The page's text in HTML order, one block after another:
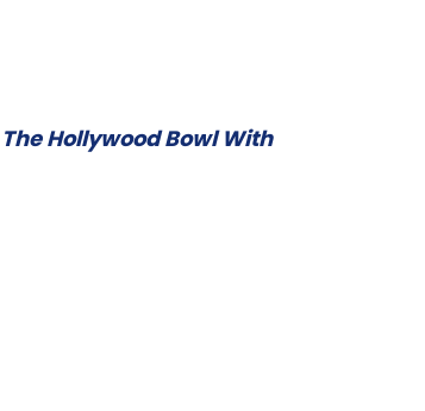
Hollywood Bowl With